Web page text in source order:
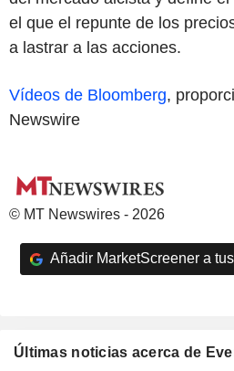
el que el repunte de los
a lastrar a las acciones.
Vídeos de Bloomberg,
Newswire
© MT Newswires - 2026
Añadir MarketScreener a
Últimas noticias acerca de